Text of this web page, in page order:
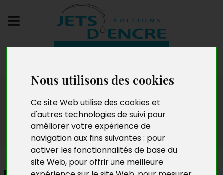
Nous utilisons des cookies
Ce site Web utilise des cookies et
d'autres technologies de suivi pour
améliorer votre expérience de
navigation aux fins suivantes : pour
activer les fonctionnalités de base du
site Web, pour offrir une meilleure
Salon